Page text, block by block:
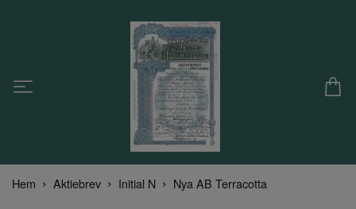
Hem Aktiebrev Initial N Nya AB Terracotta